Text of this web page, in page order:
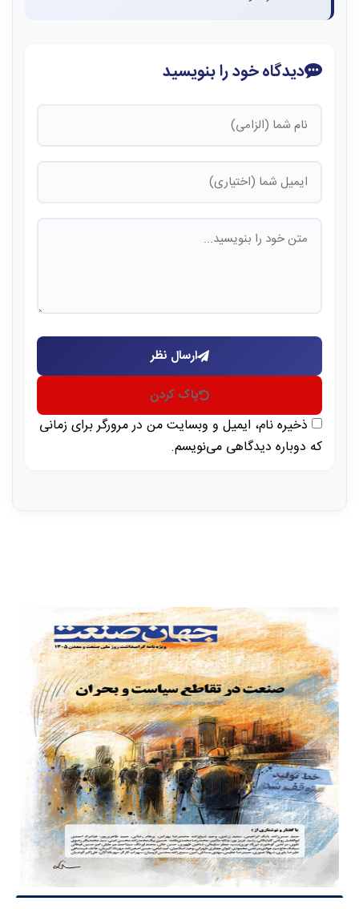
دیدگاه خود را بنویسید
ارسال نظر
پاک کردن
ذخیره نام، ایمیل و وبسایت من در مرورگر برای زمانی
که دوباره دیدگاهی می‌نویسم.